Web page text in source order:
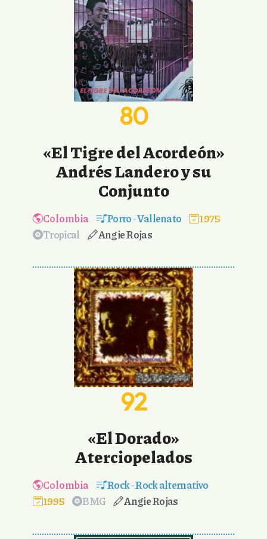
80
«El Tigre del Acordeón»
Andrés Landero y su
Conjunto
Colombia Porro-Vallenato
1975
Tropical
Angie Rojas
92
«El Dorado»
Aterciopelados
Colombia Rock-Rock alternativo
1995
BMG Angie Rojas